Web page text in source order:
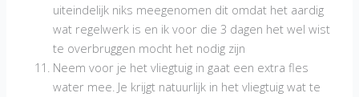
uiteindelijk niks meegenomen dit omdat het aardig
wat regelwerk is en ik voor die 3 dagen het wel wist
te overbruggen mocht het nodig zijn
Neem voor je het vliegtuig in gaat een extra fles
water mee. Je krijgt natuurlijk in het vliegtuig wat te